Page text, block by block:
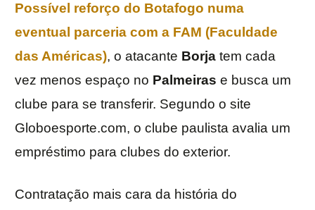
Possível reforço do Botafogo numa
eventual parceria com a FAM (Faculdade
das Américas), o atacante Borja tem cada
vez menos espaço no Palmeiras e busca um
clube para se transferir. Segundo o site
Globoesporte.com, o clube paulista avalia um
empréstimo para clubes do exterior.
Contratação mais cara da história do